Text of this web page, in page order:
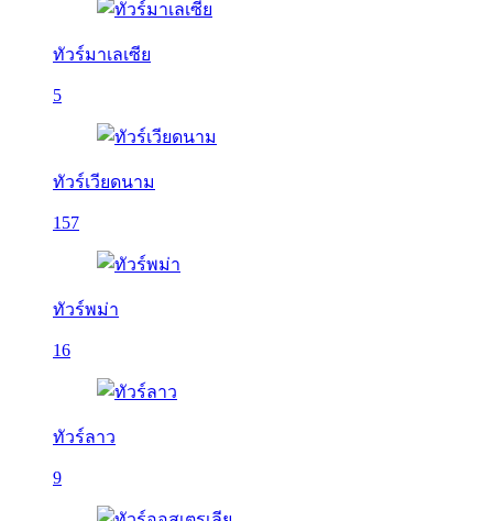
ทัวร์มาเลเซีย
5
ทัวร์เวียดนาม
157
ทัวร์พม่า
16
ทัวร์ลาว
9